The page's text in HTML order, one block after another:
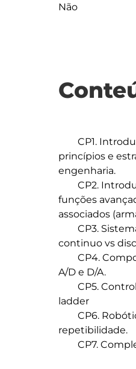
Não
princípios e
engenharia.
funções
associados
continuo vs
A/D e D/A.
ladder
repetibilidade.